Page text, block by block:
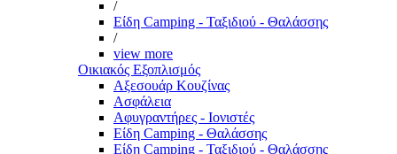
/
Είδη Camping - Ταξιδιού - Θαλάσσης
/
view more
Οικιακός Εξοπλισμός
Αξεσουάρ Κουζίνας
Ασφάλεια
Αφυγραντήρες - Ιονιστές
Είδη Camping - Θαλάσσης
Είδη Camping - Ταξιδιού - Θαλάσσης